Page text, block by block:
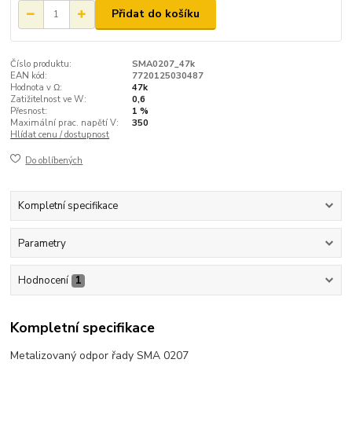
Přidat do košíku
Číslo produktu:
SMA0207_47k
EAN kód:
7720125030487
Hodnota v Ω:
47k
Zatižitelnost ve W:
0,6
Přesnost:
1 %
Maximální prac. napětí V:
350
Hlídat cenu / dostupnost
Do oblíbených
Kompletní specifikace
Parametry
Hodnocení 1
Kompletní specifikace
Metalizovaný odpor řady SMA 0207